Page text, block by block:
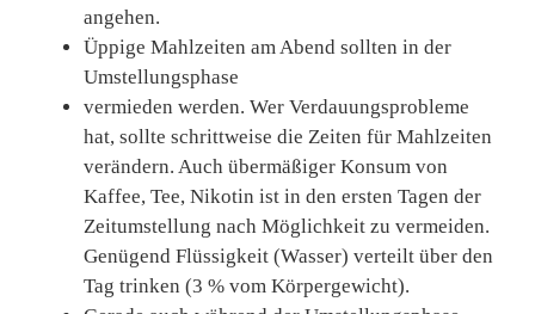
angehen.
Üppige Mahlzeiten am Abend sollten in der
Umstellungsphase
vermieden werden. Wer Verdauungsprobleme
hat, sollte schrittweise die Zeiten für Mahlzeiten
verändern. Auch übermäßiger Konsum von
Kaffee, Tee, Nikotin ist in den ersten Tagen der
Zeitumstellung nach Möglichkeit zu vermeiden.
Genügend Flüssigkeit (Wasser) verteilt über den
Tag trinken (3 % vom Körpergewicht).